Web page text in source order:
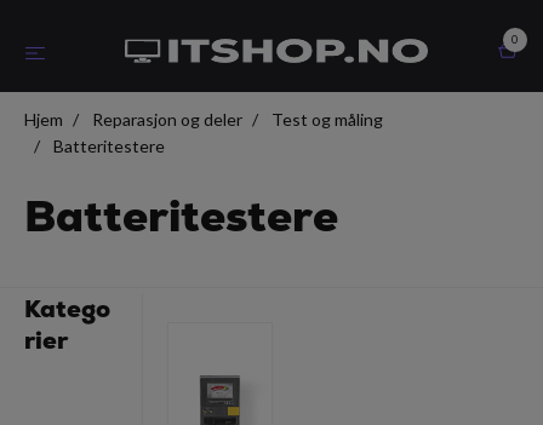
0
Hjem Reparasjon og deler
Test og måling
Batteritestere
Batteritestere
Katego
rier